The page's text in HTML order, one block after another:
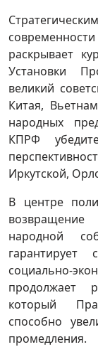
раскрывает
Установки
великий
Китая,
народных
КПРФ
Иркутской,
В центре
народной
гарантирует
социально-
продолжает
который
способно
промедления.